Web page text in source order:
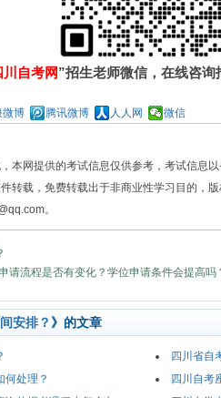
川自考网”招生老师微信，在线咨
微博 腾讯微博 人人网 微信
本网提供的考试信息仅供参考，考试信息
转载，免费转载出于非商业性学习目的，
。
请流程是否有变化？学位申请条件会提高吗
安排？ 》的文章
四川省自
何处理？
四川自考